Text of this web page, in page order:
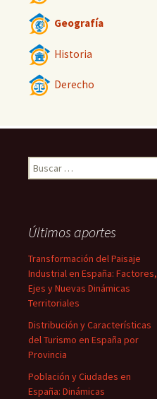
Geografía
Historia
Derecho
Buscar:
Últimos aportes
Transformación del Paisaje
Industrial en España: Factores,
Ejes y Nuevas Dinámicas
Territoriales
Distribución y Características
del Turismo en España por
Provincia
Población y Ciudades en
España: Dinámicas